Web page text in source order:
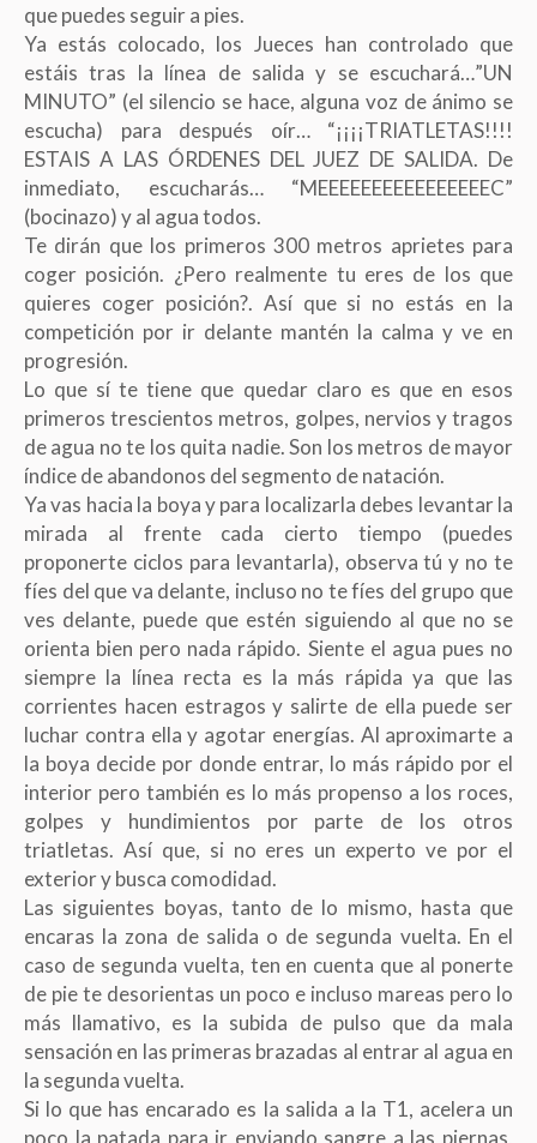
que puedes seguir a pies.
Ya estás colocado, los Jueces han controlado que
estáis tras la línea de salida y se escuchará…”UN
MINUTO” (el silencio se hace, alguna voz de ánimo se
escucha) para después oír… “¡¡¡¡TRIATLETAS!!!!
ESTAIS A LAS ÓRDENES DEL JUEZ DE SALIDA. De
inmediato, escucharás… “MEEEEEEEEEEEEEEEEC”
(bocinazo) y al agua todos.
Te dirán que los primeros 300 metros aprietes para
coger posición. ¿Pero realmente tu eres de los que
quieres coger posición?. Así que si no estás en la
competición por ir delante mantén la calma y ve en
progresión.
Lo que sí te tiene que quedar claro es que en esos
primeros trescientos metros, golpes, nervios y tragos
de agua no te los quita nadie. Son los metros de mayor
índice de abandonos del segmento de natación.
Ya vas hacia la boya y para localizarla debes levantar la
mirada al frente cada cierto tiempo (puedes
proponerte ciclos para levantarla), observa tú y no te
fíes del que va delante, incluso no te fíes del grupo que
ves delante, puede que estén siguiendo al que no se
orienta bien pero nada rápido. Siente el agua pues no
siempre la línea recta es la más rápida ya que las
corrientes hacen estragos y salirte de ella puede ser
luchar contra ella y agotar energías. Al aproximarte a
la boya decide por donde entrar, lo más rápido por el
interior pero también es lo más propenso a los roces,
golpes y hundimientos por parte de los otros
triatletas. Así que, si no eres un experto ve por el
exterior y busca comodidad.
Las siguientes boyas, tanto de lo mismo, hasta que
encaras la zona de salida o de segunda vuelta. En el
caso de segunda vuelta, ten en cuenta que al ponerte
de pie te desorientas un poco e incluso mareas pero lo
más llamativo, es la subida de pulso que da mala
sensación en las primeras brazadas al entrar al agua en
la segunda vuelta.
Si lo que has encarado es la salida a la T1, acelera un
poco la patada para ir enviando sangre a las piernas,